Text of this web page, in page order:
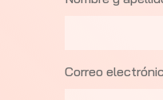
Correo